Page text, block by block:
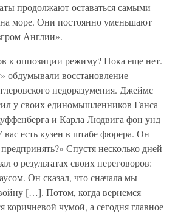
продолжают оставаться самыми
море. Они постоянно уменьшают
Англии».
к оппозиции режиму? Пока еще нет.
обдумывали восстановление
недоразумения. Джеймс
у своих единомышленников Ганса
и Карла Людвига фон унд
есть кузен в штабе фюрера. Он
Спустя несколько дней
о результатах своих переговоров:
Он сказал, что сначала мы
[…]. Потом, когда вернемся
коричневой чумой, а сегодня главное